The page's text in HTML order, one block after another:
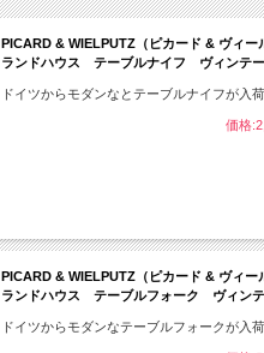
PICARD & WIELPUTZ（ピカード & ヴィー
ランドハウス テーブルナイフ ヴィンテ
ドイツからモダンなとテーブルナイフが入荷
価格
PICARD & WIELPUTZ（ピカード & ヴィー
ランドハウス テーブルフォーク ヴィン
ドイツからモダンなテーブルフォークが入荷